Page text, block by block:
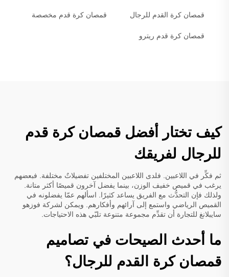
قمصان كرة القدم للرجال قمصان كرة قدم مخصصة
قمصان كرة قدم ريترو
كيف تختار أفضل قمصان كرة قدم
للرجال لفريقك
ثم فكِّر في اللاعبين. فلدى اللاعبين المختلفين تفضيلاتٌ مختلفة. فبعضهم
يرغب في قميص خفيف الوزن، بينما يفضل آخرون قميصًا أكثر متانة.
ولذلك فإن التحدُّث مع الفريق يساعد كثيرًا. اسألهم عمّا يفضلونه في
القميص الرياضي واستمع إلى آرائهم وأفكارهم. ويمكن لشركة فوزهو
سايبلانغ للتجارة أن تقدِّم مجموعة متنوعة تلبّي هذه الاحتياجات.
ما أحدث الصيحات في تصاميم
قمصان كرة القدم للرجال؟